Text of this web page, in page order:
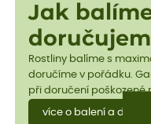
Jak
Rostliny balíme s
doručíme v pořádku.
při doručení poškozené
více o balení a